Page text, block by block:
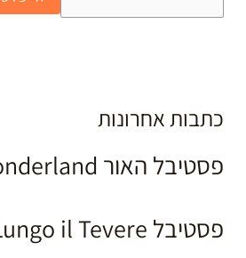
כתבות אחרונות
פסטיבל האור This is Wonderland